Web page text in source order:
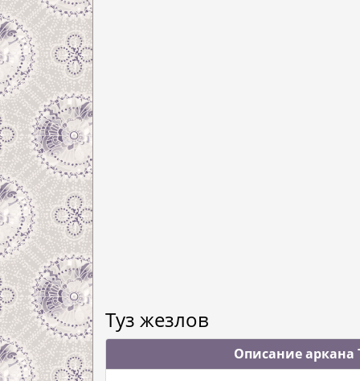
Туз жезлов
Описание аркана